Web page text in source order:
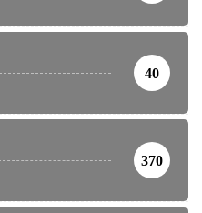
40
370